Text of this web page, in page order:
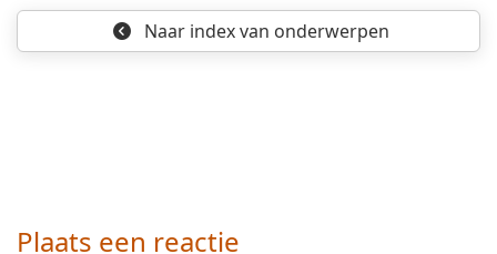
Naar indexvan onderwerpen
Plaats een reactie